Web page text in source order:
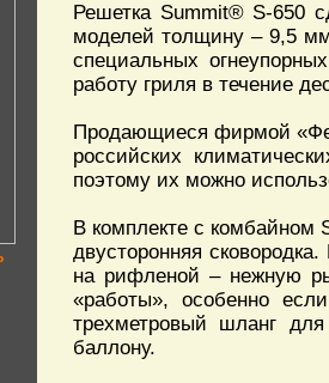
Решетка Summit® S-650
моделей толщину – 9,5
специальных
работу гриля в течение
Продающиеся фирмой
российских
поэтому их можно
В комплекте с комбайном
двусторонняя
на рифленой – нежную
«работы», особенно
трехметровый шланг
баллону.